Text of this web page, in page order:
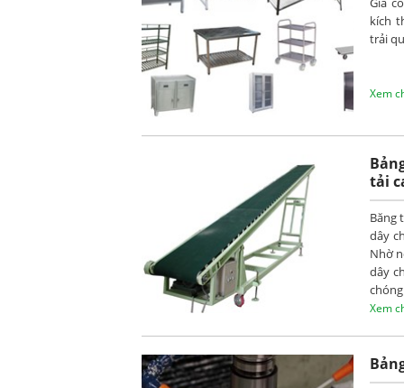
kích
trải
Xem
tải
Băng
dây
Nhờ
dây
Xem